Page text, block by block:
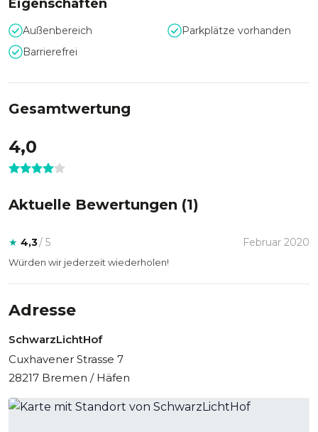
Eigenschaften
Außenbereich
Parkplätze vorhanden
Barrierefrei
Gesamtwertung
4,0
Aktuelle Bewertungen (1)
★ 4,3/ 5 Februar 2020
Würden wir jederzeit wiederholen!
Adresse
SchwarzLichtHof
Cuxhavener Strasse 7
28217 Bremen / Häfen